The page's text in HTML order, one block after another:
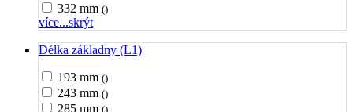
332 mm ()
více...skrýt
Délka základny (L1)
193 mm ()
243 mm ()
285 mm ()